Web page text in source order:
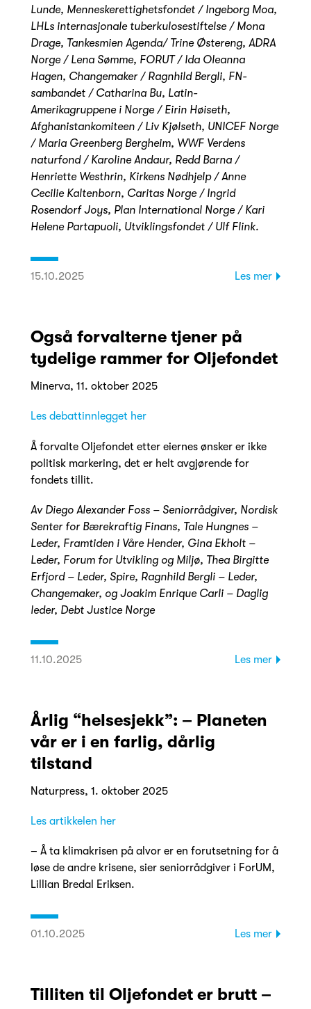
Lunde, Menneskerettighetsfondet / Ingeborg Moa,
LHLs internasjonale tuberkulosestiftelse / Mona
Drage, Tankesmien Agenda/ Trine Østereng, ADRA
Norge / Lena Sømme, FORUT / Ida Oleanna
Hagen, Changemaker / Ragnhild Bergli, FN-
sambandet / Catharina Bu, Latin-
Amerikagruppene i Norge / Eirin Høiseth,
Afghanistankomiteen / Liv Kjølseth, UNICEF Norge
/ Maria Greenberg Bergheim, WWF Verdens
naturfond / Karoline Andaur, Redd Barna /
Henriette Westhrin, Kirkens Nødhjelp / Anne
Cecilie Kaltenborn, Caritas Norge / Ingrid
Rosendorf Joys, Plan International Norge / Kari
Helene Partapuoli, Utviklingsfondet / Ulf Flink.
15.10.2025 Les mer
Også forvalterne tjener på
tydelige rammer for Oljefondet
Minerva, 11. oktober 2025
Les debattinnlegget her
Å forvalte Oljefondet etter eiernes ønsker er ikke
politisk markering, det er helt avgjørende for
fondets tillit.
Av Diego Alexander Foss – Seniorrådgiver, Nordisk
Senter for Bærekraftig Finans, Tale Hungnes –
Leder, Framtiden i Våre Hender, Gina Ekholt –
Leder, Forum for Utvikling og Miljø, Thea Birgitte
Erfjord – Leder, Spire, Ragnhild Bergli – Leder,
Changemaker, og Joakim Enrique Carli – Daglig
leder, Debt Justice Norge
11.10.2025 Les mer
Årlig “helsesjekk”: – Planeten
vår er i en farlig, dårlig
tilstand
Naturpress, 1. oktober 2025
Les artikkelen her
– Å ta klimakrisen på alvor er en forutsetning for å
løse de andre krisene, sier seniorrådgiver i ForUM,
Lillian Bredal Eriksen.
01.10.2025 Les mer
Tilliten til Oljefondet er brutt –